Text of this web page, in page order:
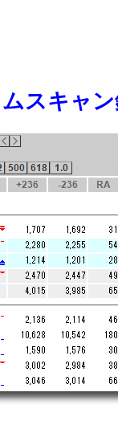
スキャ